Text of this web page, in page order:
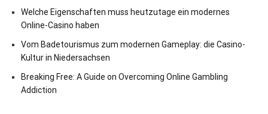
Welche Eigenschaften muss heutzutage ein modernes
Online-Casino haben
Vom Badetourismus zum modernen Gameplay: die Casino-
Kultur in Niedersachsen
Breaking Free: A Guide on Overcoming Online Gambling
Addiction